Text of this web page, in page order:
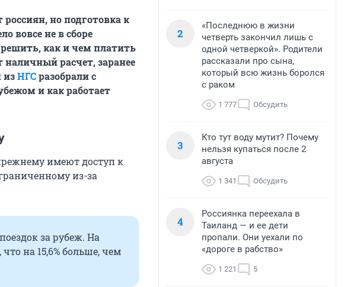
но подготовка к
вовсе не в сборе
как и чем платить
расчет, заранее
изНГСразобрали с
и как работает
имеют доступ к
из-за
за рубеж. На
на 15,6% больше, чем
2
«Последнюю в жизни
четверть закончил лишь с
одной четверкой». Родители
рассказали про сына,
который всю жизнь боролся
с раком
1 777 Обсудить
3
Кто тут воду мутит? Почему
нельзя купаться после 2
августа
1 341 Обсудить
4
Россиянка переехала в
Таиланд — и ее дети
пропали. Они уехали по
«дороге в рабство»
1 221 5